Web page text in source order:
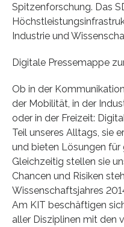
Spitzenforschung. Das
Industrie und
Digitale Pressemappe
Ob in der
der Mobilität, in der
oder in der Freizeit:
Teil unseres Alltags, sie
und bieten Lösungen
Gleichzeitig stellen sie
Chancen und Risiken
Wissenschaftsjahres
Am KIT beschäftigen
aller Disziplinen mit den